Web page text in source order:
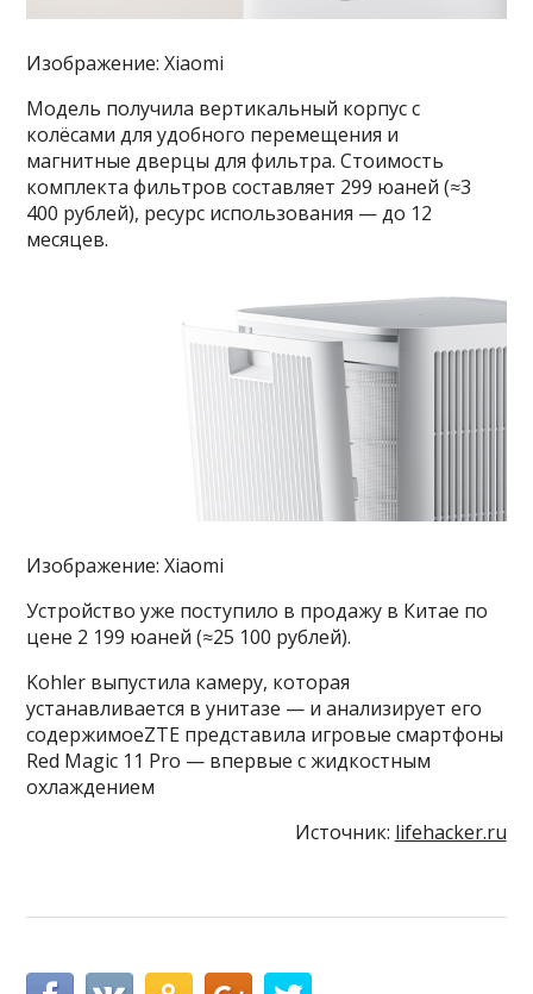
Изображение: Xiaomi
Модель получила вертикальный корпус с
колёсами для удобного перемещения и
магнитные дверцы для фильтра. Стоимость
комплекта фильтров составляет 299 юаней (≈3
400 рублей), ресурс использования — до 12
месяцев.
Изображение: Xiaomi
Устройство уже поступило в продажу в Китае по
цене 2 199 юаней (≈25 100 рублей).
Kohler выпустила камеру, которая
устанавливается в унитазе — и анализирует его
содержимоеZTE представила игровые смартфоны
Red Magic 11 Pro — впервые с жидкостным
охлаждением
Источник: lifehacker.ru